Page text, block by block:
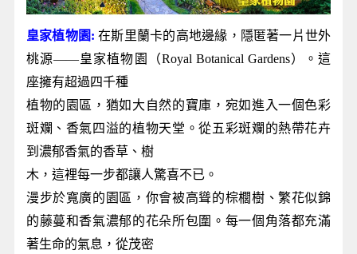
皇家植物園: 在斯里蘭卡的高地邊緣，隱匿著一片世外
桃源——皇家植物園（Royal Botanical Gardens）。這
座擁有超過四千種
植物的園區，猶如大自然的寶庫，宛如進入一個色彩
斑斕、香氣四溢的植物天堂。從五彩斑斕的熱帶花卉
到濃郁香氣的香草、樹
木，這裡每一步都讓人驚喜不已。
漫步於寬廣的園區，你會被高聳的棕櫚樹、繁花似錦
的藤蔓和香氣濃郁的花朵所包圍。每一個角落都充滿
著生命的氣息，從茂密